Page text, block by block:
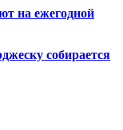
на ежегодной
собирается